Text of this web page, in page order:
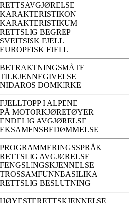
RETTSAVGJØRELSE
KARAKTERISTIKON
KARAKTERISTIKUM
RETTSLIG BEGREP
SVEITSISK FJELL
EUROPEISK FJELL
BETRAKTNINGSMÅTE
TILKJENNEGIVELSE
NIDAROS DOMKIRKE
FJELLTOPP I ALPENE
PÅ MOTORKJØRETØYER
ENDELIG AVGJØRELSE
EKSAMENSBEDØMMELSE
PROGRAMMERINGSSPRÅK
RETTSLIG AVGJØRELSE
FENGSLINGSKJENNELSE
TROSSAMFUNNBASILIKA
RETTSLIG BESLUTNING
HØYESTERETTSKJENNELSE